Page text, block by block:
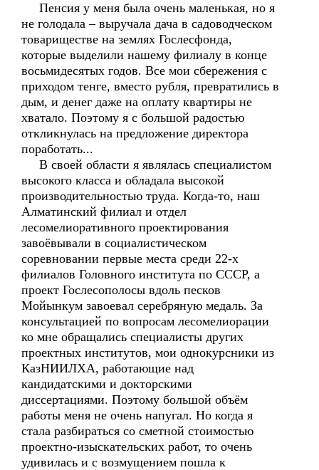
Пенсия у меня была очень маленькая, но я
не голодала – выручала дача в садоводческом
товариществе на землях Гослесфонда,
которые выделили нашему филиалу в конце
восьмидесятых годов. Все мои сбережения с
приходом тенге, вместо рубля, превратились в
дым, и денег даже на оплату квартиры не
хватало. Поэтому я с большой радостью
откликнулась на предложение директора
поработать...
В своей области я являлась специалистом
высокого класса и обладала высокой
производительностью труда. Когда-то, наш
Алматинский филиал и отдел
лесомелиоративного проектирования
завоёвывали в социалистическом
соревновании первые места среди 22-х
филиалов Головного института по СССР, а
проект Гослесополосы вдоль песков
Мойынкум завоевал серебряную медаль. За
консультацией по вопросам лесомелиорации
ко мне обращались специалисты других
проектных институтов, мои однокурсники из
КазНИИЛХА, работающие над
кандидатскими и докторскими
диссертациями. Поэтому большой объём
работы меня не очень напугал. Но когда я
стала разбираться со сметной стоимостью
проектно-изыскательских работ, то очень
удивилась и с возмущением пошла к